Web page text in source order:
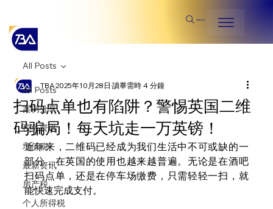
Search
All Posts
案例分享
税务资讯
增值税
最新资讯
房产税
个人所得税
All Posts
扫码点单也有陷阱？警惕英国二维
码骗局！每天坑走一万英镑！
TBA2025年10月28日讀畢需時 4 分鐘
近年来，二维码已经成为我们生活中不可或缺的一
部分，在英国的使用也越来越普遍。无论是在酒吧
扫码点单，还是在停车场缴费，只需轻轻一扫，就
能快速完成支付。